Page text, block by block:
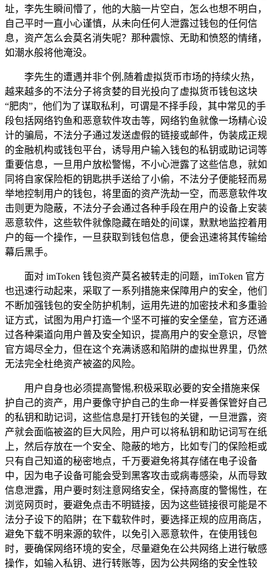
址，李先生瞬间懵了，他的大脑一片空白，怎么也想不明白，
自己平时一直小心谨慎，从未向任何人泄露过钱包的任何信
息，资产怎么会莫名消失呢？那种震惊、无助和愤怒的情绪，
如潮水般将他淹没。
李先生的遭遇并非个例,随着虚拟货币市场的持续火热，
越来越多的不法分子将贪婪的目光投向了虚拟货币钱包这块
“肥肉”，他们为了谋取私利，可谓是不择手段，其中常见的手
段包括网络钓鱼和恶意软件攻击等，网络钓鱼就像一场精心设
计的骗局，不法分子通过发送虚假的链接或邮件，伪装成正规
的金融机构或钱包平台，诱导用户输入钱包的私钥或助记词等
重要信息，一旦用户放松警惕，不小心泄露了这些信息，就如
同将自家保险柜的钥匙拱手送给了小偷，不法分子便能轻而易
举地控制用户的钱包，将里面的资产洗劫一空，而恶意软件攻
击则更为隐蔽，不法分子会通过各种手段在用户的设备上安装
恶意软件，这些软件就像隐藏在暗处的间谍，默默地监控着用
户的每一个操作，一旦获取到钱包信息，便会迅速将其传输给
幕后黑手。
面对 imToken 钱包资产莫名被转走的问题，imToken 官方
也迅速行动起来，采取了一系列措施来保障用户的安全，他们
不断加强钱包的安全防护机制，运用先进的加密技术和多重验
证方式，试图为用户打造一个坚不可摧的安全堡垒，官方还通
过各种渠道向用户普及安全知识，提高用户的安全意识，尽管
官方竭尽全力，但在这个充满诱惑和陷阱的虚拟世界里，仍然
无法完全杜绝资产被盗的风险。
用户自身也必须提高警惕,积极采取必要的安全措施来保
护自己的资产，用户要像守护自己的生命一样妥善保管好自己
的私钥和助记词，这些信息是打开钱包的关键，一旦泄露，资
产就会面临被盗的巨大风险，用户可以将私钥和助记词写在纸
上，然后存放在一个安全、隐蔽的地方，比如专门的保险柜或
只有自己知道的秘密地点，千万要避免将其存储在电子设备
中，因为电子设备可能会受到黑客攻击或病毒感染，从而导致
信息泄露，用户要时刻注意网络安全，保持高度的警惕性，在
浏览网页时，要避免点击不明链接，因为这些链接很可能是不
法分子设下的陷阱；在下载软件时，要选择正规的应用商店，
避免下载不明来源的软件，以免引入恶意软件，在使用钱包
时，要确保网络环境的安全，尽量避免在公共网络上进行敏感
操作，如输入私钥、进行转账等，因为公共网络的安全性较